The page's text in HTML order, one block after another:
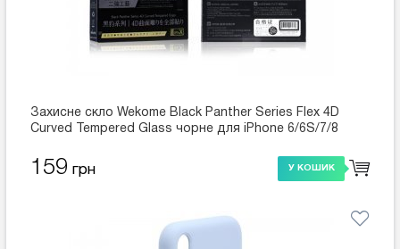
Захисне скло Wekome Black Panther Series Flex 4D
Curved Tempered Glass чорне для iPhone 6/6S/7/8
159 грн У КОШИК